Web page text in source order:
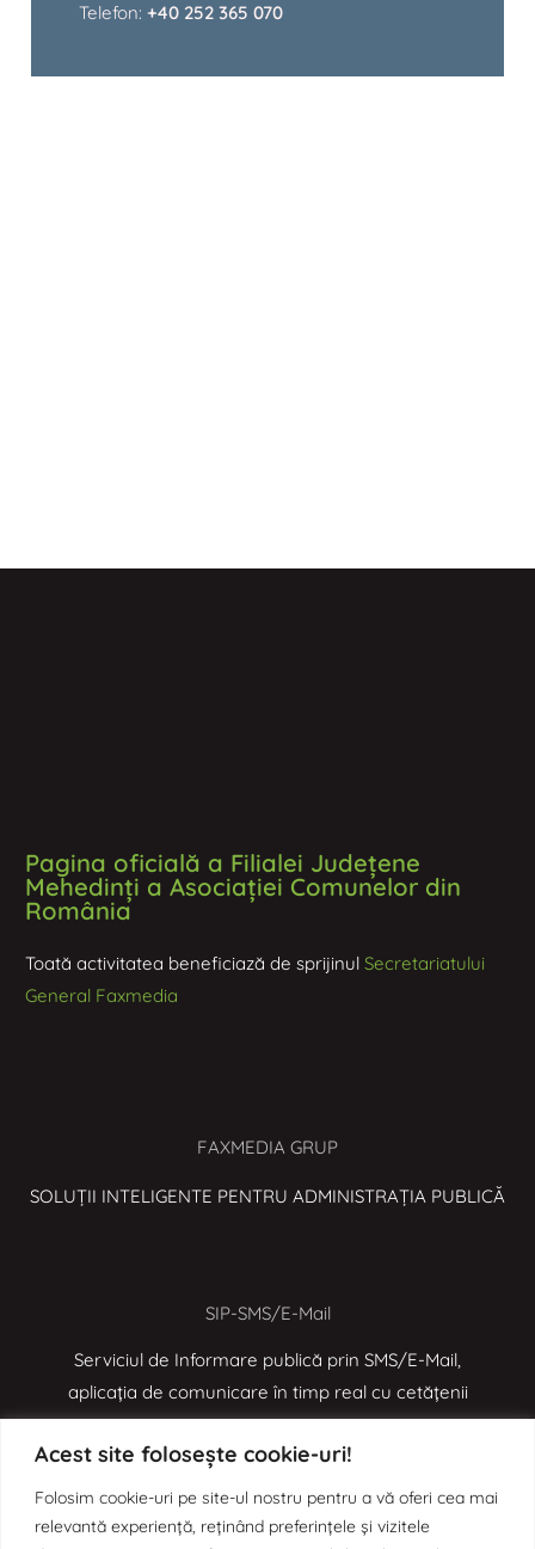
Acest site folosește cookie-uri!
Folosim cookie-uri pe site-ul nostru pentru a vă oferi cea mai
relevantă experiență, reținând preferințele și vizitele
Telefon: +40 252 365 070
Pagina oficială a Filialei Județene
Mehedinți a Asociației Comunelor din
România
Toată activitatea beneficiază de sprijinulSecretariatului
General Faxmedia
FAXMEDIA GRUP
SOLUȚII INTELIGENTE PENTRU ADMINISTRAȚIA PUBLICĂ
SIP-SMS/E-Mail
Serviciul de Informare publică prin SMS/E-Mail,
aplicația de comunicare în timp real cu cetățenii
e-MOL
Aplicația de digitalizare a proceselor administrative